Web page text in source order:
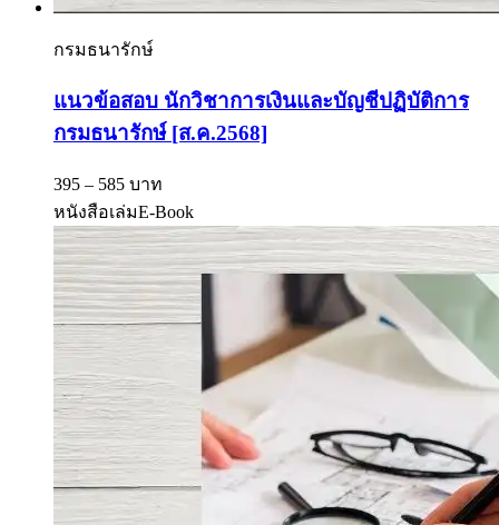
กรมธนารักษ์
แนวข้อสอบ นักวิชาการเงินและบัญชีปฏิบัติการ
กรมธนารักษ์ [ส.ค.2568]
395 – 585 บาท
หนังสือเล่มE-Book